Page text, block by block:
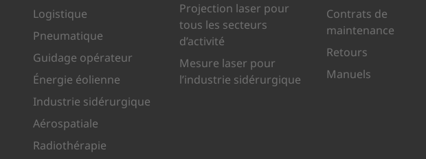
Logistique
Pneumatique
Guidage opérateur
Énergie éolienne
Industrie sidérurgique
Aérospatiale
Radiothérapie
Projection laser pour
tous les secteurs
d’activité
Mesure laser pour
l’industrie sidérurgique
Contrats de
maintenance
Retours
Manuels